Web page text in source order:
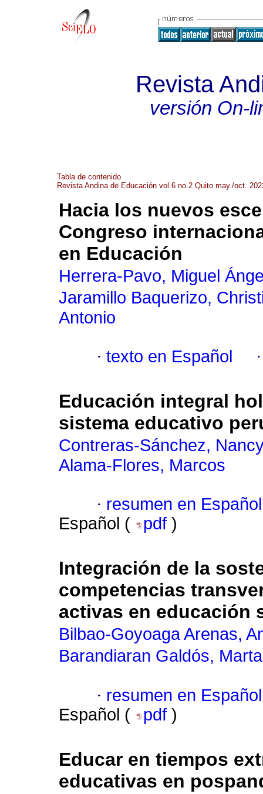
Revista
versión On-
Tabla de contenido
Revista Andina de Educación vol.6 no.2 Quito may./oct.
Hacia los nuevos
Congreso
en Educación
Herrera-Pavo, Miguel
Jaramillo Baquerizo,
Antonio
· texto en Español
Educación integral
sistema educativo
Contreras-Sánchez,
Alama-Flores, Marcos
· resumen en Español
Español (
pdf )
Integración de la
competencias
activas en educación
Bilbao-Goyoaga Arenas,
Barandiaran Galdós, Marta
· resumen en Español
Español (
pdf )
Educar en tiempos
educativas en